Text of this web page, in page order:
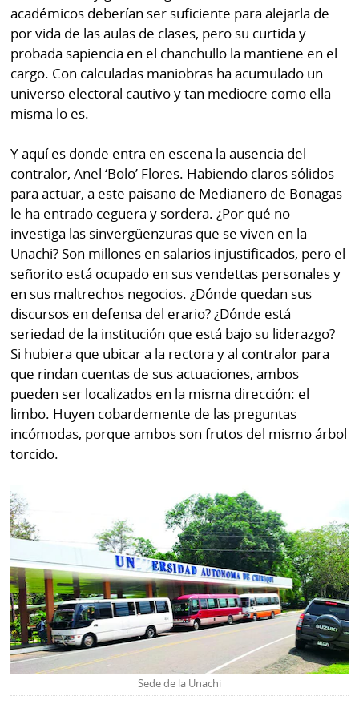
académicos deberían ser suficiente para alejarla de
por vida de las aulas de clases, pero su curtida y
probada sapiencia en el chanchullo la mantiene en el
cargo. Con calculadas maniobras ha acumulado un
universo electoral cautivo y tan mediocre como ella
misma lo es.
Y aquí es donde entra en escena la ausencia del
contralor, Anel ‘Bolo’ Flores. Habiendo claros sólidos
para actuar, a este paisano de Medianero de Bonagas
le ha entrado ceguera y sordera. ¿Por qué no
investiga las sinvergüenzuras que se viven en la
Unachi? Son millones en salarios injustificados, pero el
señorito está ocupado en sus vendettas personales y
en sus maltrechos negocios. ¿Dónde quedan sus
discursos en defensa del erario? ¿Dónde está
seriedad de la institución que está bajo su liderazgo?
Si hubiera que ubicar a la rectora y al contralor para
que rindan cuentas de sus actuaciones, ambos
pueden ser localizados en la misma dirección: el
limbo. Huyen cobardemente de las preguntas
incómodas, porque ambos son frutos del mismo árbol
torcido.
Sede de la Unachi